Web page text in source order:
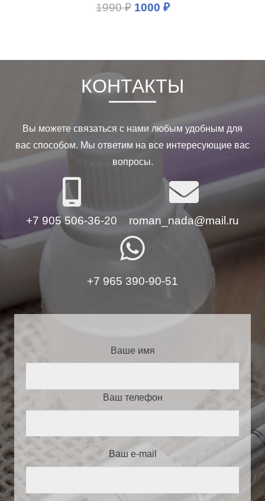
1990₽ 1000 ₽
Ваше имя
Ваш телефон
Ваш e-mail
КОНТАКТЫ
Вы можете связаться с нами любым удобным для
вас способом. Мы ответим на все интересующие вас
вопросы.
+7 905 506-36-20 roman_nada@mail.ru
whatsapp
+7 965 390-90-51